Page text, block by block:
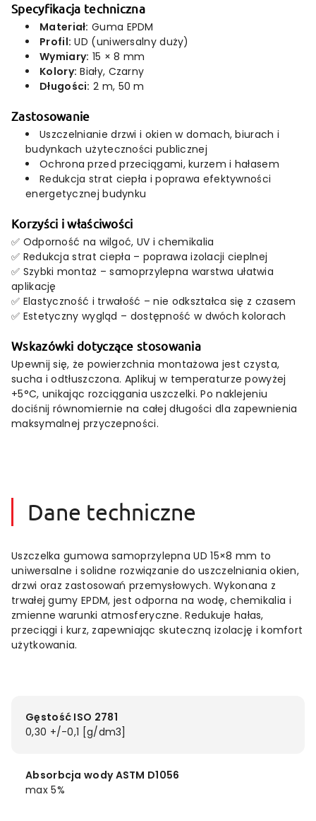
Specyfikacja techniczna
Materiał: Guma EPDM
Profil: UD (uniwersalny duży)
Wymiary: 15 × 8 mm
Kolory: Biały, Czarny
Długości: 2 m, 50 m
Zastosowanie
Uszczelnianie drzwi i okien w domach, biurach i
budynkach użyteczności publicznej
Ochrona przed przeciągami, kurzem i hałasem
Redukcja strat ciepła i poprawa efektywności
energetycznej budynku
Korzyści i właściwości
✅ Odporność na wilgoć, UV i chemikalia
✅ Redukcja strat ciepła – poprawa izolacji cieplnej
✅ Szybki montaż – samoprzylepna warstwa ułatwia
aplikację
✅ Elastyczność i trwałość – nie odkształca się z czasem
✅ Estetyczny wygląd – dostępność w dwóch kolorach
Wskazówki dotyczące stosowania
Upewnij się, że powierzchnia montażowa jest czysta,
sucha i odtłuszczona. Aplikuj w temperaturze powyżej
+5°C, unikając rozciągania uszczelki. Po naklejeniu
dociśnij równomiernie na całej długości dla zapewnienia
maksymalnej przyczepności.
Dane techniczne
Uszczelka gumowa samoprzylepna UD 15×8 mm to
uniwersalne i solidne rozwiązanie do uszczelniania okien,
drzwi oraz zastosowań przemysłowych. Wykonana z
trwałej gumy EPDM, jest odporna na wodę, chemikalia i
zmienne warunki atmosferyczne. Redukuje hałas,
przeciągi i kurz, zapewniając skuteczną izolację i komfort
użytkowania.
Gęstość ISO 2781
0,30 +/-0,1 [g/dm3]
Absorbcja wody ASTM D1056
max 5%